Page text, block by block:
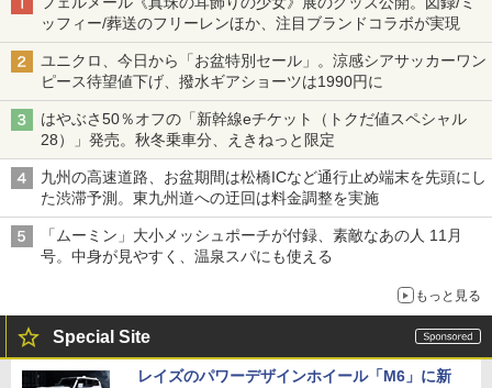
ッフィー/葬送のフリーレンほか、注目ブランドコラボが実現
ユニクロ、今日から「お盆特別セール」。涼感シアサッカーワン
ピース待望値下げ、撥水ギアショーツは1990円に
はやぶさ50％オフの「新幹線eチケット（トクだ値スペシャル
28）」発売。秋冬乗車分、えきねっと限定
九州の高速道路、お盆期間は松橋ICなど通行止め端末を先頭にし
た渋滞予測。東九州道への迂回は料金調整を実施
「ムーミン」大小メッシュポーチが付録、素敵なあの人 11月
号。中身が見やすく、温泉スパにも使える
もっと見る
Special Site
レイズのパワーデザインホイール「M6」に新